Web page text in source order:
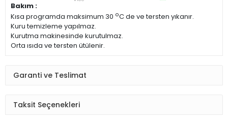
Bakım :
Kısa programda maksimum 30 oC de ve tersten yıkanır.
Kuru temizleme yapılmaz.
Kurutma makinesinde kurutulmaz.
Orta ısıda ve tersten ütülenir.
Garanti ve Teslimat
Taksit Seçenekleri